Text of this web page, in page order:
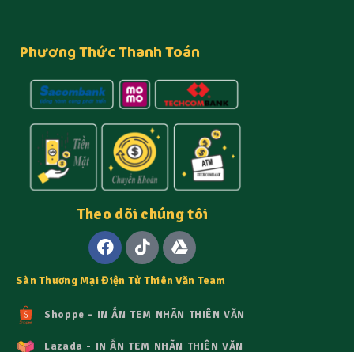
Phương Thức Thanh Toán
Theo dõi chúng tôi
Sàn Thương Mại Điện Tử Thiên Văn Team
Shoppe - IN ẤN TEM NHÃN THIÊN VĂN
Lazada - IN ẤN TEM NHÃN THIÊN VĂN